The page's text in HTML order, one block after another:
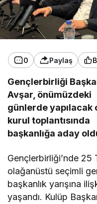
0 Paylaş
Gençlerbirliği
Avşar, önümüzdeki
günlerde
kurul toplantısında
başkanlığa aday
Gençlerbirliği’nde 25
olağanüstü seçimli
başkanlık yarışına
yaşandı. Kulüp